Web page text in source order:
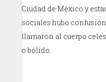
Ciudad de México y
sociales hubo
llamaron al cuerpo
o bólido.